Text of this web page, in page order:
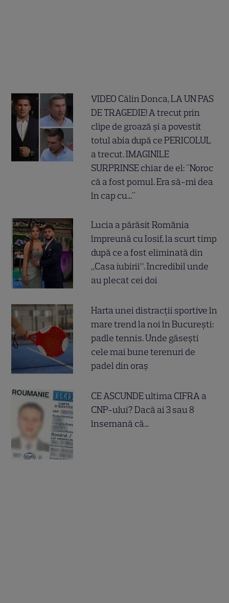
VIDEO Călin Donca, LA UN PAS
DE TRAGEDIE! A trecut prin
clipe de groază și a povestit
totul abia după ce PERICOLUL
a trecut. IMAGINILE
SURPRINSE chiar de el: "Noroc
că a fost pomul. Era să-mi dea
în cap cu..."
Lucia a părăsit România
împreună cu Iosif, la scurt timp
după ce a fost eliminată din
„Casa iubirii”. Incredibil unde
au plecat cei doi
Harta unei distracții sportive în
mare trend la noi în București:
padle tennis. Unde găsești
cele mai bune terenuri de
padel din oraș
CE ASCUNDE ultima CIFRA a
CNP-ului? Dacă ai 3 sau 8
însemană că...